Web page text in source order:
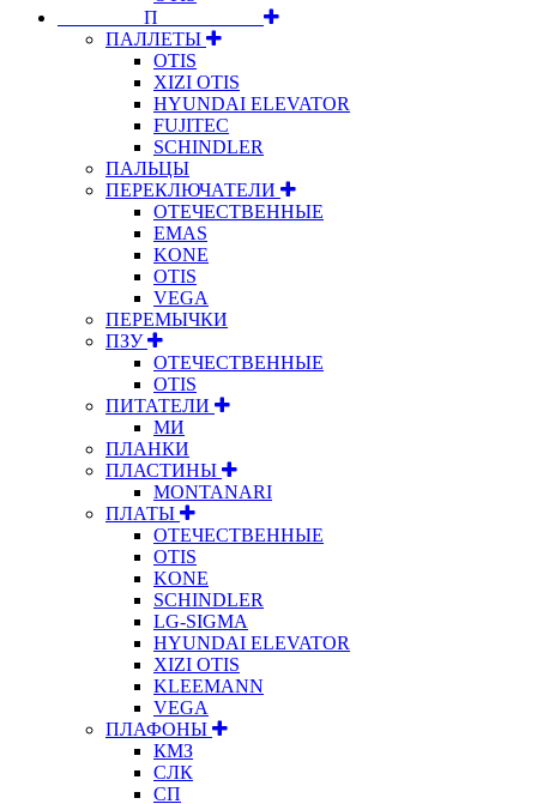
⠀⠀⠀⠀⠀⠀П⠀⠀⠀⠀⠀⠀⠀
ПАЛЛЕТЫ
OTIS
XIZI OTIS
HYUNDAI ELEVATOR
FUJITEC
SCHINDLER
ПАЛЬЦЫ
ПЕРЕКЛЮЧАТЕЛИ
ОТЕЧЕСТВЕННЫЕ
EMAS
KONE
OTIS
VEGA
ПЕРЕМЫЧКИ
ПЗУ
ОТЕЧЕСТВЕННЫЕ
OTIS
ПИТАТЕЛИ
МИ
ПЛАНКИ
ПЛАСТИНЫ
MONTANARI
ПЛАТЫ
ОТЕЧЕСТВЕННЫЕ
OTIS
KONE
SCHINDLER
LG-SIGMA
HYUNDAI ELEVATOR
XIZI OTIS
KLEEMANN
VEGA
ПЛАФОНЫ
КМЗ
СЛК
СП